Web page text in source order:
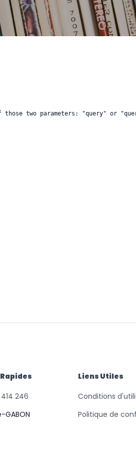
those two parameters: "query" or
246
GABON
Liens Utiles
Conditions
Politique de